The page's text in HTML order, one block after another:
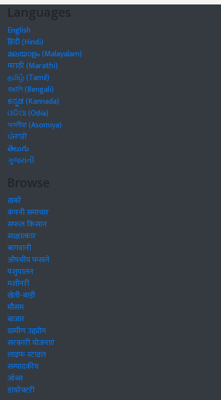
Languages
English
हिंदी (Hindi)
മലയാളം (Malayalam)
मराठी (Marathi)
தமிழ் (Tamil)
বাঙালি (Bengali)
ಕನ್ನಡ (Kannada)
ଓଡିଆ (Odia)
অসমীয়া (Asomiya)
ਪੰਜਾਬੀ
తెలుగు
ગુજરાતી
Browse
खबरें
कंपनी समाचार
सफल किसान
साक्षात्कार
बागवानी
औषधीय फसलें
पशुपालन
मशीनरी
खेती-बाड़ी
मौसम
बाजार
ग्रामीण उद्द्योग
सरकारी योजनाएं
लाइफ स्टाइल
सम्पादकीय
जॉब्स
डायरेक्टरी